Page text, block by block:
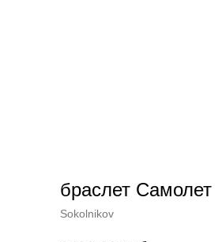
браслет Самолет
Sokolnikov